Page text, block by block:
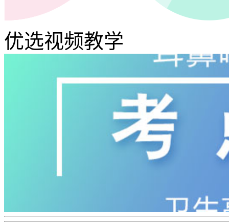
优选视频教学